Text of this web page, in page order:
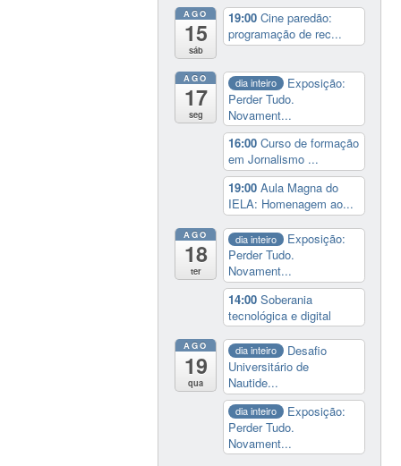
AGO
15
sáb
19:00Cine paredão:
programação de rec...
AGO
17
seg
dia inteiro
Exposição:
Perder Tudo.
Novament...
16:00Curso de formação
em Jornalismo ...
19:00Aula Magna do
IELA: Homenagem ao...
AGO
18
ter
dia inteiro
Exposição:
Perder Tudo.
Novament...
14:00Soberania
tecnológica e digital
AGO
19
qua
dia inteiro
Desafio
Universitário de
Nautide...
dia inteiro
Exposição:
Perder Tudo.
Novament...